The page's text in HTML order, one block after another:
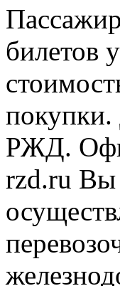
билетов
покупки.
РЖД.
rzd.ru Вы